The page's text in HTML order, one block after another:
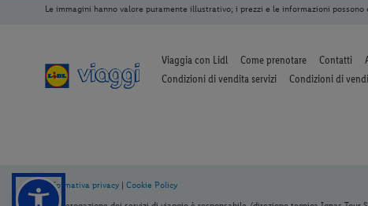
Le immagini hanno valore puramente illustrativo; i prezzi e le informazioni possono
Viaggia con Lidl Come prenotare Contatti
Condizioni di vendita servizi
Condizioni di
Informativa privacy | Cookie Policy